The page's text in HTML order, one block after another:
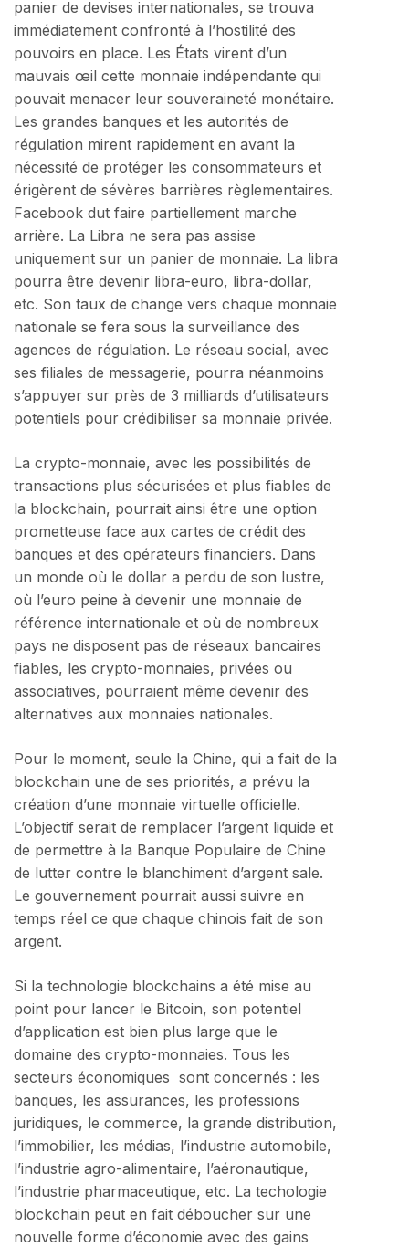
panier de devises internationales, se trouva
immédiatement confronté à l’hostilité des
pouvoirs en place. Les États virent d’un
mauvais œil cette monnaie indépendante qui
pouvait menacer leur souveraineté monétaire.
Les grandes banques et les autorités de
régulation mirent rapidement en avant la
nécessité de protéger les consommateurs et
érigèrent de sévères barrières règlementaires.
Facebook dut faire partiellement marche
arrière. La Libra ne sera pas assise
uniquement sur un panier de monnaie. La libra
pourra être devenir libra-euro, libra-dollar,
etc. Son taux de change vers chaque monnaie
nationale se fera sous la surveillance des
agences de régulation. Le réseau social, avec
ses filiales de messagerie, pourra néanmoins
s’appuyer sur près de 3 milliards d’utilisateurs
potentiels pour crédibiliser sa monnaie privée.
La crypto-monnaie, avec les possibilités de
transactions plus sécurisées et plus fiables de
la blockchain, pourrait ainsi être une option
prometteuse face aux cartes de crédit des
banques et des opérateurs financiers. Dans
un monde où le dollar a perdu de son lustre,
où l’euro peine à devenir une monnaie de
référence internationale et où de nombreux
pays ne disposent pas de réseaux bancaires
fiables, les crypto-monnaies, privées ou
associatives, pourraient même devenir des
alternatives aux monnaies nationales.
Pour le moment, seule la Chine, qui a fait de la
blockchain une de ses priorités, a prévu la
création d’une monnaie virtuelle officielle.
L’objectif serait de remplacer l’argent liquide et
de permettre à la Banque Populaire de Chine
de lutter contre le blanchiment d’argent sale.
Le gouvernement pourrait aussi suivre en
temps réel ce que chaque chinois fait de son
argent.
Si la technologie blockchains a été mise au
point pour lancer le Bitcoin, son potentiel
d’application est bien plus large que le
domaine des crypto-monnaies. Tous les
secteurs économiques sont concernés : les
banques, les assurances, les professions
juridiques, le commerce, la grande distribution,
l’immobilier, les médias, l’industrie automobile,
l’industrie agro-alimentaire, l’aéronautique,
l’industrie pharmaceutique, etc. La techologie
blockchain peut en fait déboucher sur une
nouvelle forme d’économie avec des gains